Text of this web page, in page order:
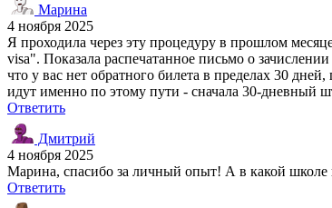
Марина
4 ноября 2025
Я проходила через эту процедуру в прошлом
visa". Показала распечатанное письмо о
что у вас нет обратного билета в пределах 30
идут именно по этому пути - сначала 30-дневный
Ответить
Дмитрий
4 ноября 2025
Марина, спасибо за личный опыт! А в какой школе
Ответить